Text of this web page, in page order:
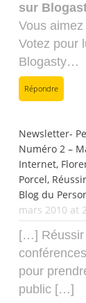
sur
Vous
Votez pour
Blogasty…
Répondre
Newsletter-
Numéro 2 –
Internet,
Porcel,
Blog du
mars 2010 at
[…] Réussir
pour
public […]